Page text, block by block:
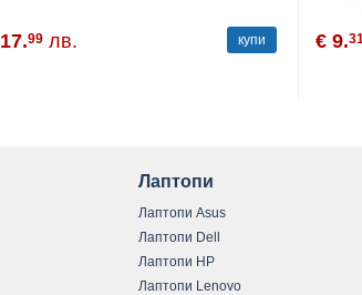
17.99 лв. купи € 9.31
Лаптопи
Лаптопи Asus
Лаптопи Dell
Лаптопи HP
Лаптопи Lenovo